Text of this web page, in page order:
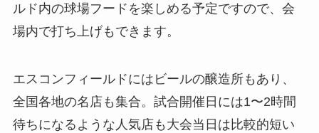
ルド内の球場フードを楽しめる予定ですので、会
場内で打ち上げもできます。
エスコンフィールドにはビールの醸造所もあり、
全国各地の名店も集合。試合開催日には1〜2時間
待ちになるような人気店も大会当日は比較的短い